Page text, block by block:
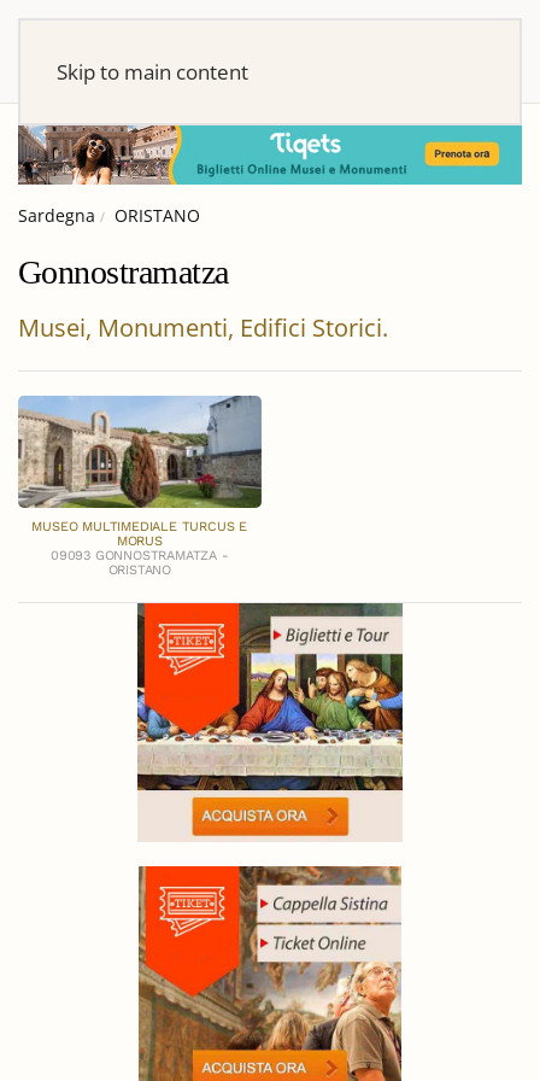
Skip to main content
Sardegna ORISTANO
Gonnostramatza
Musei, Monumenti, Edifici Storici.
MUSEO MULTIMEDIALE TURCUS E
MORUS
09093 GONNOSTRAMATZA -
ORISTANO